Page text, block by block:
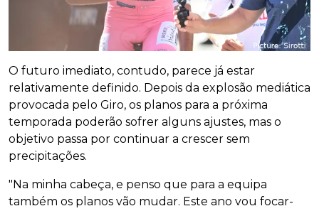
O futuro imediato, contudo, parece já estar
relativamente definido. Depois da explosão mediática
provocada pelo Giro, os planos para a próxima
temporada poderão sofrer alguns ajustes, mas o
objetivo passa por continuar a crescer sem
precipitações.
"Na minha cabeça, e penso que para a equipa
também os planos vão mudar. Este ano vou focar-